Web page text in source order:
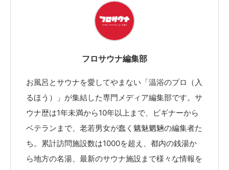
フロサウナ編集部
お風呂とサウナを愛してやまない「温浴のプロ（入
るほう）」が集結した専門メディア編集部です。サ
ウナ歴は1年未満から10年以上まで、ビギナーから
ベテランまで、老若男女が蠢く魑魅魍魎の編集者た
ち。累計訪問施設数は1000を超え、都内の銭湯か
ら地方の名湯、最新のサウナ施設まで様々な情報を